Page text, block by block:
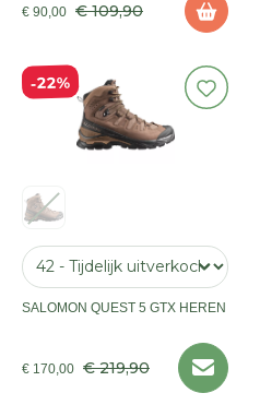
€ 90,00 € 109,90
22%
SALOMON QUEST 5 GTX HEREN
€ 170,00 € 219,90